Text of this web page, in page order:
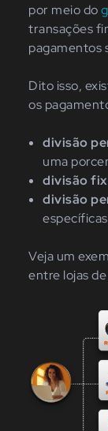
por meio do
transações
pagamentos
Dito isso,
os
divisão
uma
divisão
divisão
Veja um
entre lojas